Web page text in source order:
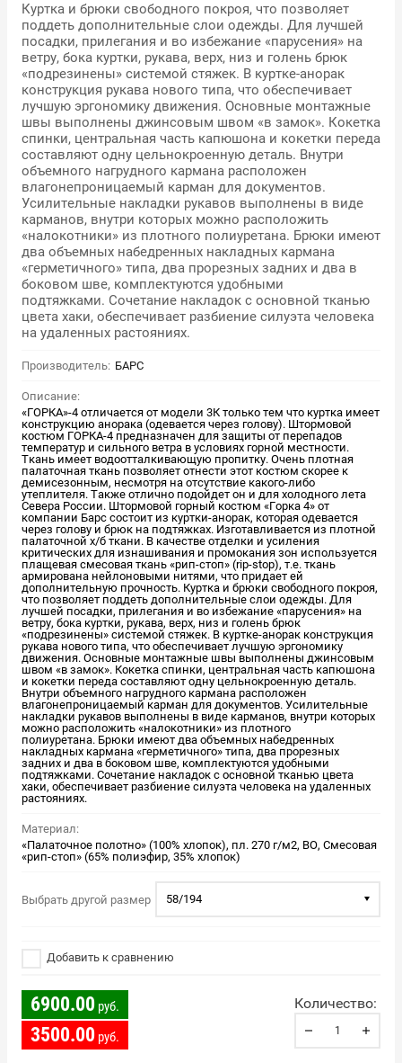
Куртка и брюки свободного покроя, что позволяет
поддеть дополнительные слои одежды. Для лучшей
посадки, прилегания и во избежание «парусения» на
ветру, бока куртки, рукава, верх, низ и голень брюк
«подрезинены» системой стяжек. В куртке-анорак
конструкция рукава нового типа, что обеспечивает
лучшую эргономику движения. Основные монтажные
швы выполнены джинсовым швом «в замок». Кокетка
спинки, центральная часть капюшона и кокетки переда
составляют одну цельнокроенную деталь. Внутри
объемного нагрудного кармана расположен
влагонепроницаемый карман для документов.
Усилительные накладки рукавов выполнены в виде
карманов, внутри которых можно расположить
«налокотники» из плотного полиуретана. Брюки имеют
два объемных набедренных накладных кармана
«герметичного» типа, два прорезных задних и два в
боковом шве, комплектуются удобными
подтяжками. Сочетание накладок с основной тканью
цвета хаки, обеспечивает разбиение силуэта человека
на удаленных растояниях.
Производитель: БАРС
Описание:
«ГОРКА»-4 отличается от модели 3К только тем что куртка имеет
конструкцию анорака (одевается через голову). Штормовой
костюм ГОРКА-4 предназначен для защиты от перепадов
температур и сильного ветра в условиях горной местности.
Ткань имеет водоотталкивающую пропитку. Очень плотная
палаточная ткань позволяет отнести этот костюм скорее к
демисезонным, несмотря на отсутствие какого-либо
утеплителя. Также отлично подойдет он и для холодного лета
Севера России. Штормовой горный костюм «Горка 4» от
компании Барс состоит из куртки-анорак, которая одевается
через голову и брюк на подтяжках. Изготавливается из плотной
палаточной х/б ткани. В качестве отделки и усиления
критических для изнашивания и промокания зон используется
плащевая смесовая ткань «рип-стоп» (rip-stop), т.е. ткань
армирована нейлоновыми нитями, что придает ей
дополнительную прочность. Куртка и брюки свободного покроя,
что позволяет поддеть дополнительные слои одежды. Для
лучшей посадки, прилегания и во избежание «парусения» на
ветру, бока куртки, рукава, верх, низ и голень брюк
«подрезинены» системой стяжек. В куртке-анорак конструкция
рукава нового типа, что обеспечивает лучшую эргономику
движения. Основные монтажные швы выполнены джинсовым
швом «в замок». Кокетка спинки, центральная часть капюшона
и кокетки переда составляют одну цельнокроенную деталь.
Внутри объемного нагрудного кармана расположен
влагонепроницаемый карман для документов. Усилительные
накладки рукавов выполнены в виде карманов, внутри которых
можно расположить «налокотники» из плотного
полиуретана. Брюки имеют два объемных набедренных
накладных кармана «герметичного» типа, два прорезных
задних и два в боковом шве, комплектуются удобными
подтяжками. Сочетание накладок с основной тканью цвета
хаки, обеспечивает разбиение силуэта человека на удаленных
растояниях.
Материал:
«Палаточное полотно» (100% хлопок), пл. 270 г/м2, ВО, Смесовая
«рип-стоп» (65% полиэфир, 35% хлопок)
Выбрать другой размер 58/194
Добавить к сравнению
6900.00 руб.
3500.00 руб.
Количество: